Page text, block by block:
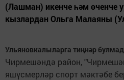
(Лашман) икенче һәм өченче
кызлардан Ольга Малаяны
Ульяновкалыларга тиңнәр
Чирмешәндә район,
яшүсмерләр спорт мәктәбе